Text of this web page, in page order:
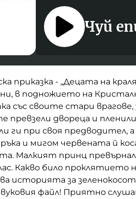
Чуй
приказка - „Децата на
в подножието на
със своите стари
превзели двореца и пленили
ги при своя предводител,
и мигом червената й
Малкият принц
Какво било проклятието
историята за
файл! Приятно